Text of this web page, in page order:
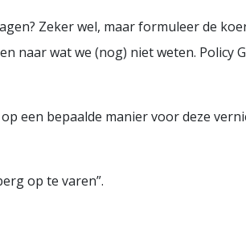
Zeker wel, maar formuleer de
naar wat we (nog) niet weten. Policy
een bepaalde manier voor deze
op te varen”.